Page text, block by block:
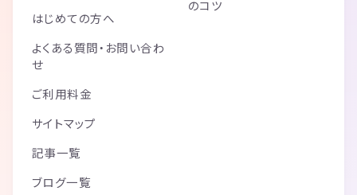
はじめての方へ
よくある質問・お問い合わ
せ
ご利用料金
サイトマップ
記事一覧
ブログ一覧
のコツ